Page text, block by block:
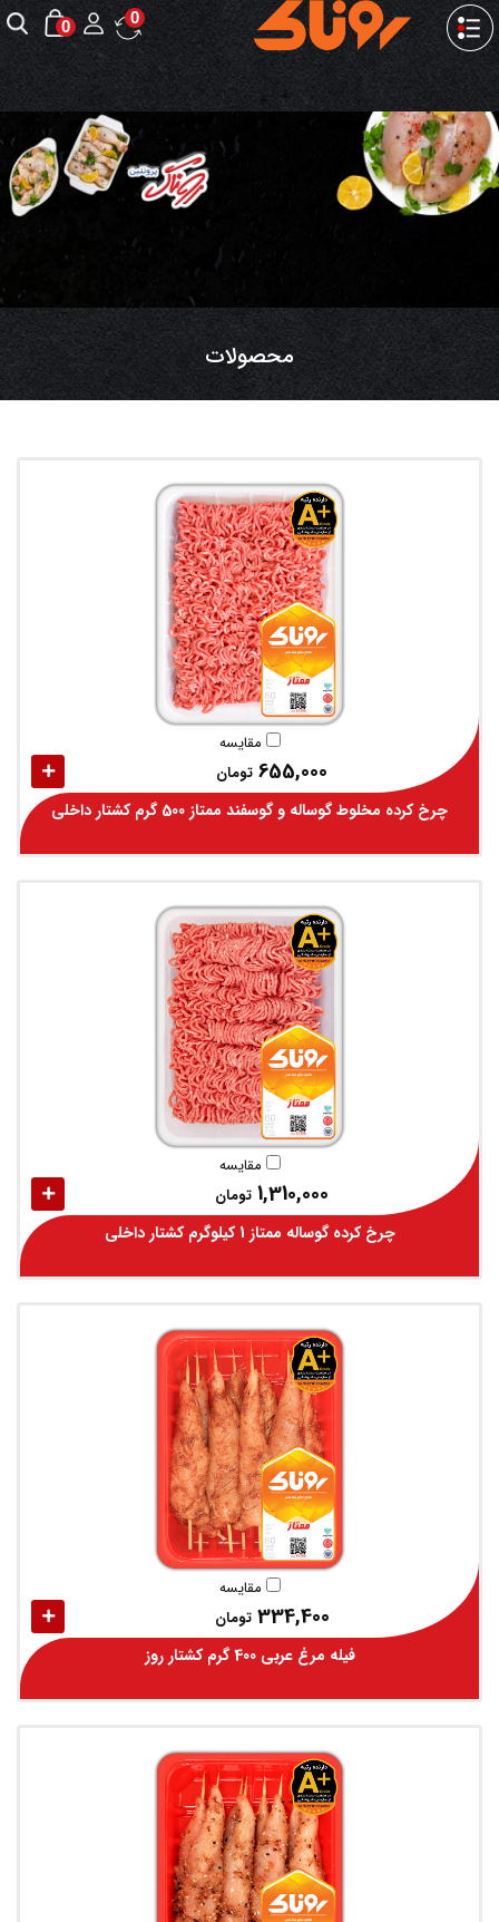
0
0
محصولات
مقایسه
655,000 تومان
چرخ کرده مخلوط گوساله و گوسفند ممتاز 500 گرم کشتار داخلی
مقایسه
1,310,000 تومان
چرخ کرده گوساله ممتاز 1 کیلوگرم کشتار داخلی
مقایسه
334,400 تومان
فیله مرغ عربی 400 گرم کشتار روز